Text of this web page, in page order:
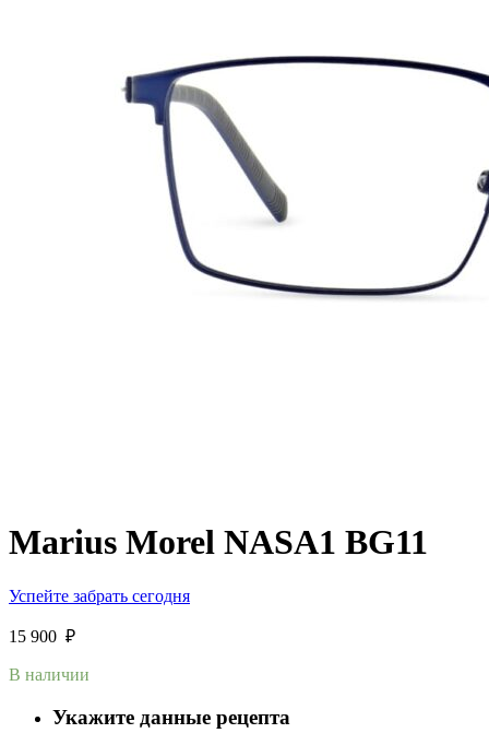
Marius Morel NASA1 BG11
Успейте забрать сегодня
15 900 ₽
В наличии
Укажите данные рецепта